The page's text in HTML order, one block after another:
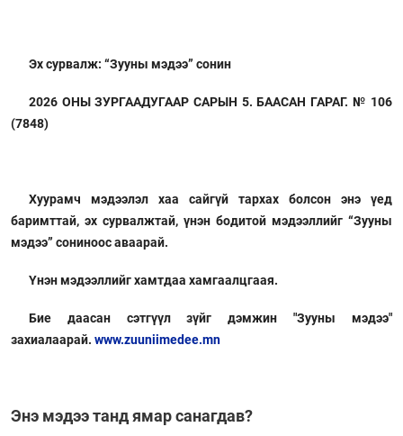
Эх сурвалж: “Зууны мэдээ” сонин
2026 ОНЫ ЗУРГААДУГААР САРЫН 5. БААСАН ГАРАГ. № 106
(7848)
Хуурамч мэдээлэл хаа сайгүй тархах болсон энэ үед
баримттай, эх сурвалжтай, үнэн бодитой мэдээллийг “Зууны
мэдээ” сониноос аваарай.
Үнэн мэдээллийг хамтдаа хамгаалцгаая.
Бие даасан сэтгүүл зүйг дэмжин "Зууны мэдээ"
захиалаарай. www.zuuniimedee.mn
Энэ мэдээ танд ямар санагдав?